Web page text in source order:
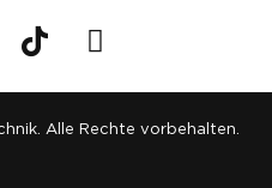
Alle Rechte vorbehalten.